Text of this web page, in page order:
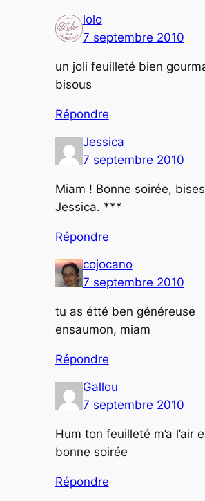
lolo
7 septembre 2010
un joli feuilleté bien
bisous
Répondre
Jessica
7 septembre 2010
Miam ! Bonne soirée,
Jessica. ***
Répondre
cojocano
7 septembre 2010
tu as étté ben généreuse
ensaumon, miam
Répondre
Gallou
7 septembre 2010
Hum ton feuilleté m’a l’air
bonne soirée
Répondre